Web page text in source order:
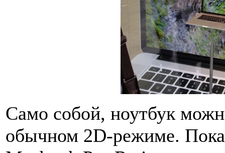
Само собой, ноутбук
обычном 2D-режиме. Пока